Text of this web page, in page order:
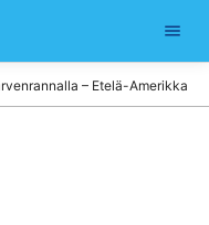
– Etelä-Amerikka